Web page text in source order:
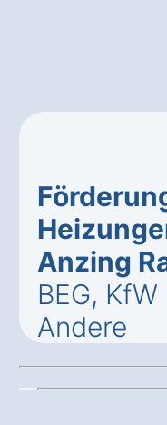
Anzing
BEG, KfW
Andere